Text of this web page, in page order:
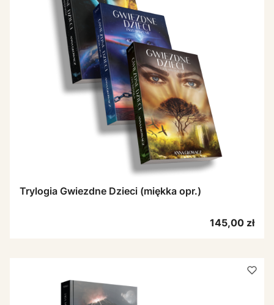
Trylogia Gwiezdne Dzieci (miękka opr.)
Cena
145,00 zł